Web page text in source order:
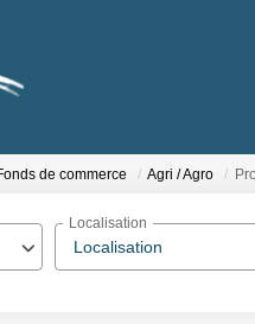
de commerce Agri / Agro
Localisation
Localisation